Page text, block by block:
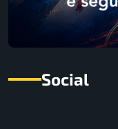
Social